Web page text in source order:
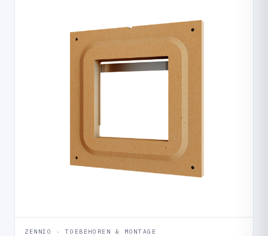
ZENNIO · TOEBEHOREN & MONTAGE